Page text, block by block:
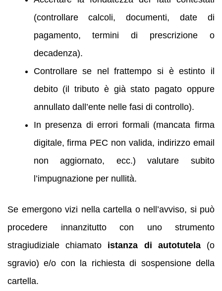
(controllare calcoli, documenti, date di
pagamento, termini di prescrizione o
decadenza).
Controllare se nel frattempo si è estinto il
debito (il tributo è già stato pagato oppure
annullato dall’ente nelle fasi di controllo).
In presenza di errori formali (mancata firma
digitale, firma PEC non valida, indirizzo email
non aggiornato, ecc.) valutare subito
l’impugnazione per nullità.
Se emergono vizi nella cartella o nell’avviso, si può
procedere innanzitutto con uno strumento
stragiudiziale chiamato istanza di autotutela(o
sgravio) e/o con la richiesta di sospensione della
cartella.